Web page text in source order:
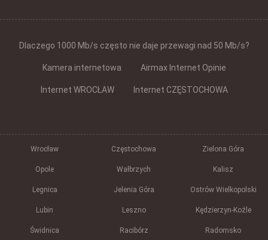
Dlaczego 1000 Mb/s często nie daje przewagi nad 50 Mb/s?
Kamera internetowa Airmax Internet Opinie
Internet WROCŁAW Internet CZĘSTOCHOWA
Wrocław Częstochowa Zielona Góra
Opole Wałbrzych Kalisz
Legnica Jelenia Góra Ostrów Wielkopolski
Lubin Leszno Kędzierzyn-Koźle
Świdnica Racibórz Radomsko